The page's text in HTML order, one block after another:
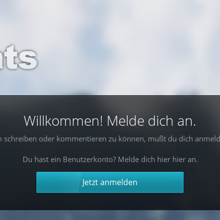
Willkommen! Melde dich an.
schreiben oder kommentieren zu können, mußt du dich
Du hast ein Benutzerkonto? Melde dich hier hier an.
Jetzt anmelden